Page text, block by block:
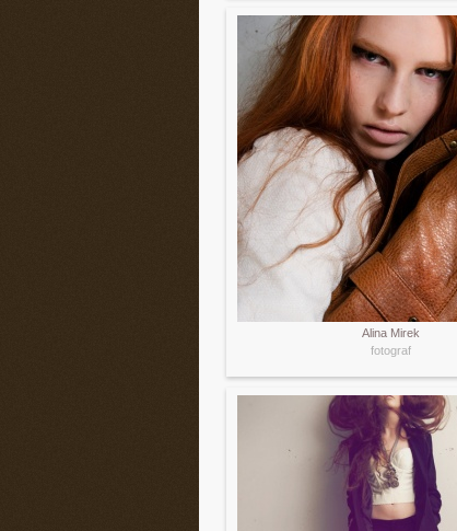
Alina Mirek
fotograf